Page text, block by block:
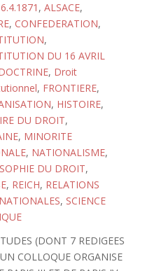
, ALSACE,
, CONFEDERATION,
,
DU 16 AVRIL
, Droit
, FRONTIERE,
, HISTOIRE,
DU DROIT,
, MINORITE
, NATIONALISME,
DU DROIT,
, REICH, RELATIONS
, SCIENCE
(DONT 7 REDIGEES
COLLOQUE ORGANISE